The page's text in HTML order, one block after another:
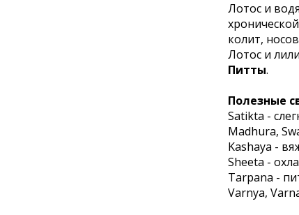
Лотос и
хронической
колит,
Лотос и
Питты.
Полезные
Satikta -
Madhura,
Kashaya -
Sheeta -
Tarpana -
Varnya,